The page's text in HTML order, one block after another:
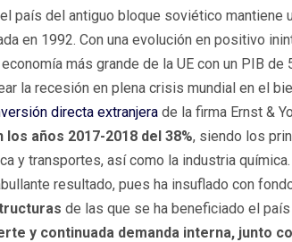
país del antiguo bloque soviético
en 1992. Con una evolución en positivo
más grande de la UE con un PIB
la recesión en plena crisis mundial en el
directa extranjera de la firma Ernst &
años 2017-2018 del 38%, siendo los
y transportes, así como la industria
resultado, pues ha insuflado con
de las que se ha beneficiado el
y continuada demanda interna, junto